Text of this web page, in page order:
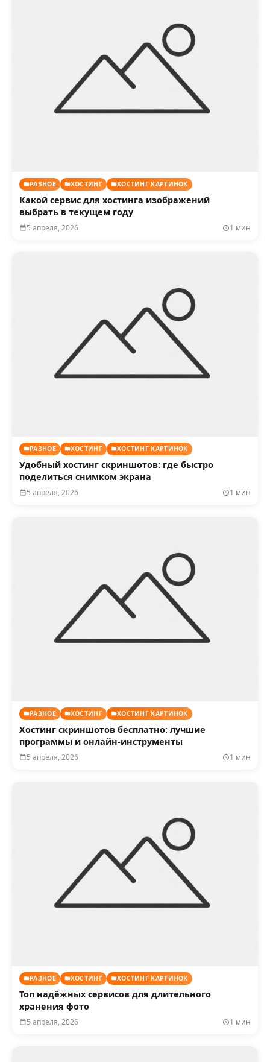
РАЗНОЕ ХОСТИНГ ХОСТИНГ КАРТИНОК
Какой сервис для хостинга изображений
выбрать в текущем году
5 апреля, 2026 1 мин
РАЗНОЕ ХОСТИНГ ХОСТИНГ КАРТИНОК
Удобный хостинг скриншотов: где быстро
поделиться снимком экрана
5 апреля, 2026 1 мин
РАЗНОЕ ХОСТИНГ ХОСТИНГ КАРТИНОК
Хостинг скриншотов бесплатно: лучшие
программы и онлайн-инструменты
5 апреля, 2026 1 мин
РАЗНОЕ ХОСТИНГ ХОСТИНГ КАРТИНОК
Топ надёжных сервисов для длительного
хранения фото
5 апреля, 2026 1 мин